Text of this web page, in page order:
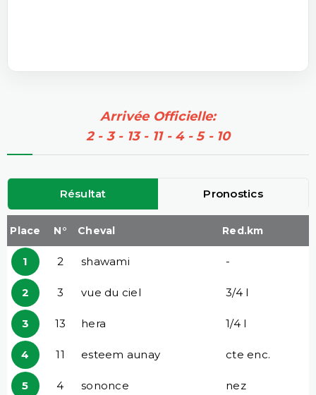
Arrivée Officielle:
2 - 3 - 13 - 11 - 4 - 5 - 10
Résultat Pronostics
Place N° Cheval Red.km
1 2 shawami -
2 3 vue du ciel 3/4 l
3 13 hera 1/4 l
4 11 esteem aunay cte enc.
5 4 sononce nez